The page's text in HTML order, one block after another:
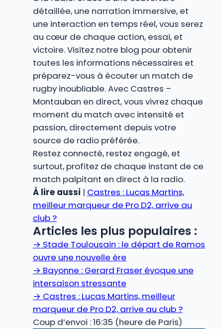
détaillée, une narration immersive, et
une interaction en temps réel, vous serez
au cœur de chaque action, essai, et
victoire. Visitez notre blog pour obtenir
toutes les informations nécessaires et
préparez-vous à écouter un match de
rugby inoubliable. Avec Castres –
Montauban en direct, vous vivrez chaque
moment du match avec intensité et
passion, directement depuis votre
source de radio préférée.
Restez connecté, restez engagé, et
surtout, profitez de chaque instant de ce
match palpitant en direct à la radio.
À lire aussi | Castres : Lucas Martins,
meilleur marqueur de Pro D2, arrive au
club ?
Articles les plus populaires :
→ Stade Toulousain : le départ de Ramos
ouvre une nouvelle ère
→ Bayonne : Gerard Fraser évoque une
intersaison stressante
→ Castres : Lucas Martins, meilleur
marqueur de Pro D2, arrive au club ?
Coup d’envoi : 16:35 (heure de Paris)